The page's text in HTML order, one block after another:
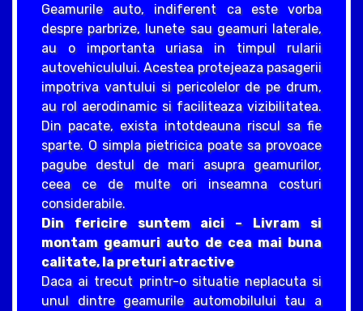
Geamurile auto, indiferent ca este vorba
despre parbrize, lunete sau geamuri laterale,
au o importanta uriasa in timpul rularii
autovehiculului. Acestea protejeaza pasagerii
impotriva vantului si pericolelor de pe drum,
au rol aerodinamic si faciliteaza vizibilitatea.
Din pacate, exista intotdeauna riscul sa fie
sparte. O simpla pietricica poate sa provoace
pagube destul de mari asupra geamurilor,
ceea ce de multe ori inseamna costuri
considerabile.
Din fericire suntem aici – Livram si
montam geamuri auto de cea mai buna
calitate, la preturi atractive
Daca ai trecut printr-o situatie neplacuta si
unul dintre geamurile automobilului tau a